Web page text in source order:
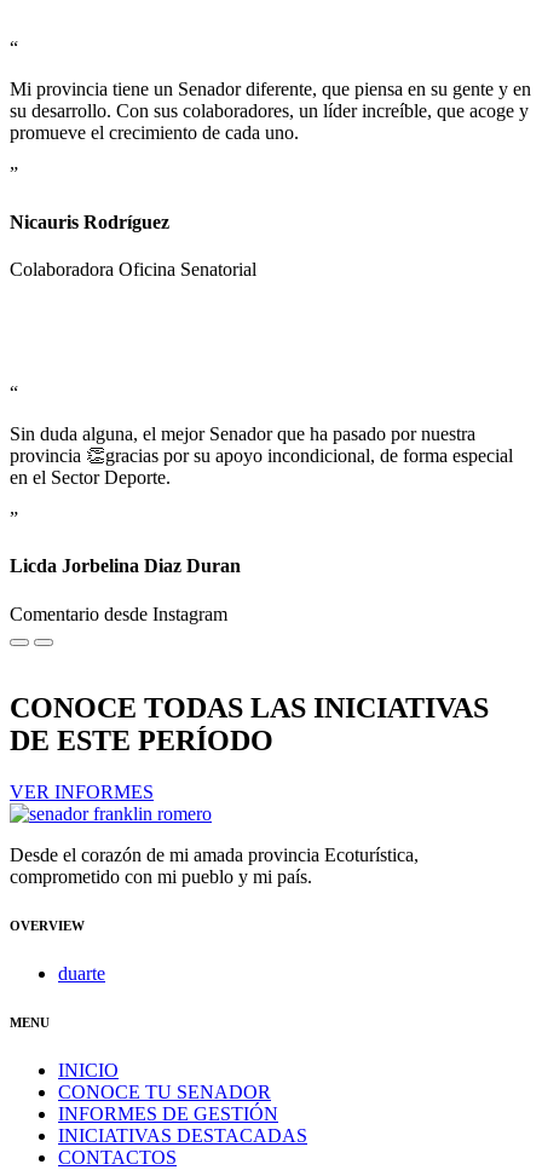
“
Mi provincia tiene un Senador diferente, que piensa en su gente y en
su desarrollo. Con sus colaboradores, un líder increíble, que acoge y
promueve el crecimiento de cada uno.
”
Nicauris Rodríguez
Colaboradora Oficina Senatorial
“
Sin duda alguna, el mejor Senador que ha pasado por nuestra
provincia 👏gracias por su apoyo incondicional, de forma especial
en el Sector Deporte.
”
Licda Jorbelina Diaz Duran
Comentario desde Instagram
CONOCE TODAS LAS INICIATIVAS
DE ESTE PERÍODO
VER INFORMES
Desde el corazón de mi amada provincia Ecoturística,
comprometido con mi pueblo y mi país.
OVERVIEW
duarte
MENU
INICIO
CONOCE TU SENADOR
INFORMES DE GESTIÓN
INICIATIVAS DESTACADAS
CONTACTOS